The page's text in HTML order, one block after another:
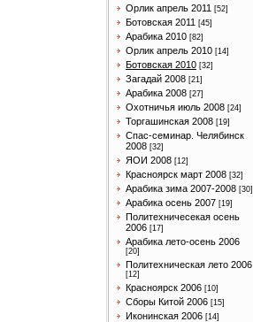
Орлик апрель 2011 [52]
Ботовская 2011 [45]
Арабика 2010 [82]
Орлик апрель 2010 [14]
Ботовская 2010 [32]
Загадай 2008 [21]
Арабика 2008 [27]
Охотничья июль 2008 [24]
Торгашинская 2008 [19]
Спас-семинар. Челябинск
2008 [32]
ЯОИ 2008 [12]
Красноярск март 2008 [32]
Арабика зима 2007-2008 [30]
Арабика осень 2007 [19]
Политехничесекая осень
2006 [17]
Арабика лето-осень 2006
[20]
Политехническая лето 2006
[12]
Красноярск 2006 [10]
Сборы Китой 2006 [15]
Иконинская 2006 [14]